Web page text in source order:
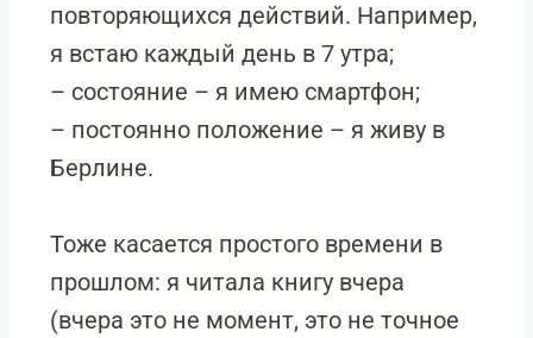
повторяющихся действий. Например,
я встаю каждый день в 7 утра;
– состояние – я имею смартфон;
– постоянно положение – я живу в
Берлине.
Тоже касается простого времени в
прошлом: я читала книгу вчера
(вчера это не момент, это не точное